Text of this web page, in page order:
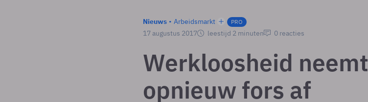
Nieuws Arbeidsmarkt PRO
17 augustus 2017 leestijd 2 minuten 0 reacties
Werkloosheid neemt
opnieuw fors af